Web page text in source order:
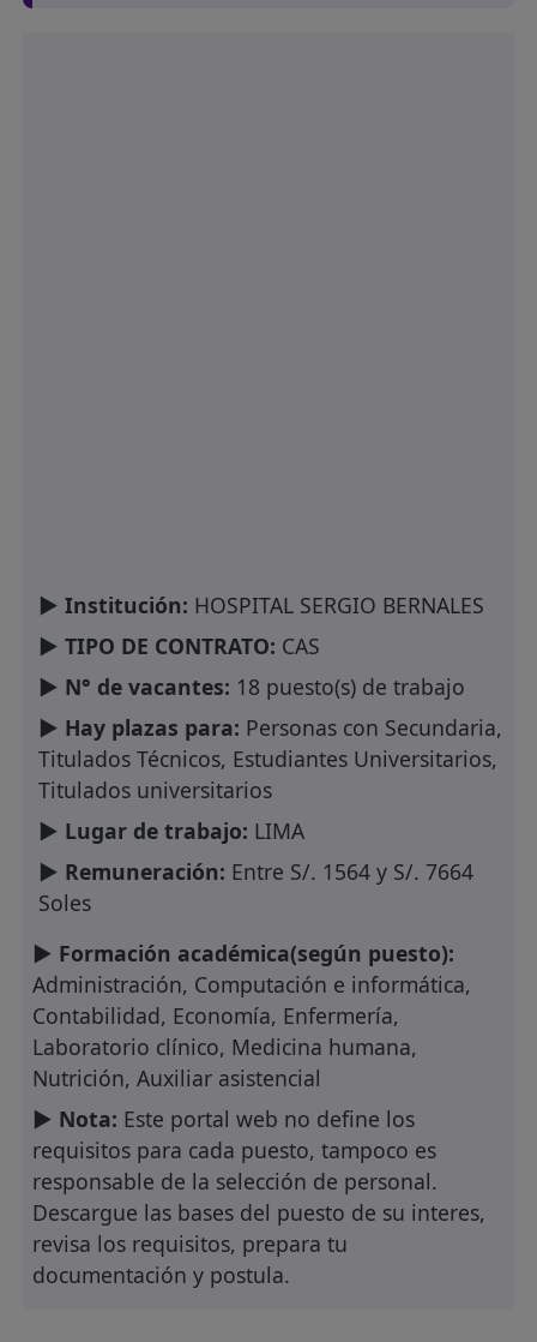
► Institución: HOSPITAL SERGIO BERNALES
► TIPO DE CONTRATO: CAS
► N° de vacantes: 18 puesto(s) de trabajo
► Hay plazas para: Personas con Secundaria,
Titulados Técnicos, Estudiantes Universitarios,
Titulados universitarios
► Lugar de trabajo: LIMA
► Remuneración: Entre S/. 1564 y S/. 7664
Soles
► Formación académica(según puesto):
Administración, Computación e informática,
Contabilidad, Economía, Enfermería,
Laboratorio clínico, Medicina humana,
Nutrición, Auxiliar asistencial
► Nota: Este portal web no define los
requisitos para cada puesto, tampoco es
responsable de la selección de personal.
Descargue las bases del puesto de su interes,
revisa los requisitos, prepara tu
documentación y postula.